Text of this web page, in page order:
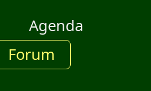
Agenda
Forum